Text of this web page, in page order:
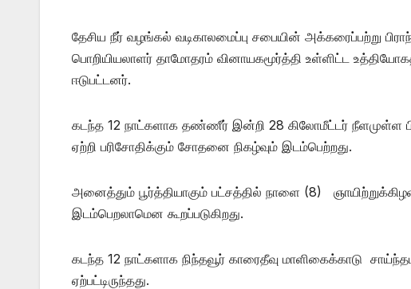
தேசிய நீர் வழங்கல் வடிகாலமைப்பு சபையின் அக்கரைப்பற்று
பொறியியலாளர் தாமோதரம் வினாயகமூர்த்தி உள்ளிட்ட
ஈடுபட்டனர்.
கடந்த 12 நாட்களாக தண்ணீர் இன்றி 28 கிலோமீட்டர் நீளமுள்ள
ஏற்றி பரிசோதிக்கும் சோதனை நிகழ்வும் இடம்பெற்றது.
அனைத்தும் பூர்த்தியாகும் பட்சத்தில் நாளை (8)
இடம்பெறலாமென கூறப்படுகிறது.
கடந்த 12 நாட்களாக நிந்தவூர் காரைதீவு மாளிகைக்காடு
ஏற்பட்டிருந்தது.